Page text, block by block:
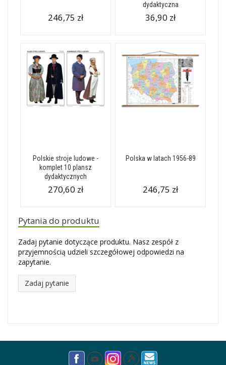
246,75 zł
dydaktyczna
36,90 zł
Polskie stroje ludowe -
komplet 10 plansz
dydaktycznych
270,60 zł
Polska w latach 1956-89
246,75 zł
Pytania do produktu
Zadaj pytanie dotyczące produktu. Nasz zespół z
przyjemnością udzieli szczegółowej odpowiedzi na
zapytanie.
Zadaj pytanie